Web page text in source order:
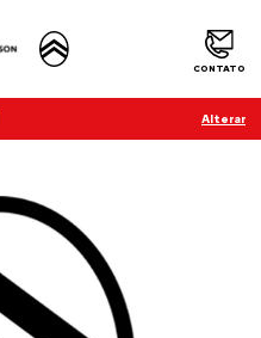
CONTATO
Alterar